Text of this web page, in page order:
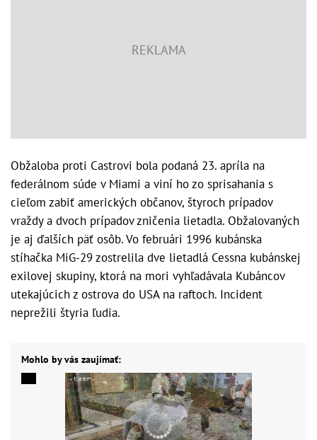
Obžaloba proti Castrovi bola podaná 23. apríla na
federálnom súde v Miami a viní ho zo sprisahania s
cieľom zabiť amerických občanov, štyroch prípadov
vraždy a dvoch prípadov zničenia lietadla. Obžalovaných
je aj ďalších päť osôb. Vo februári 1996 kubánska
stíhačka MiG-29 zostrelila dve lietadlá Cessna kubánskej
exilovej skupiny, ktorá na mori vyhľadávala Kubáncov
utekajúcich z ostrova do USA na raftoch. Incident
neprežili štyria ľudia.
Mohlo by vás zaujímať: